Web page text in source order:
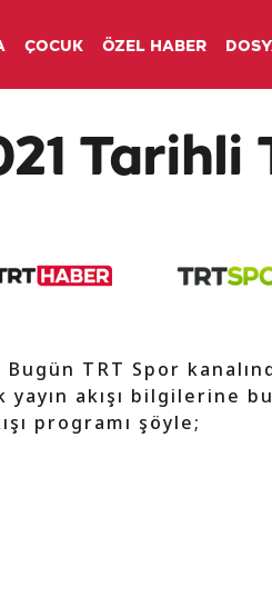
ÇOCUK ÖZEL HABER
Tarihli
Bugün TRT Spor
akışı bilgilerine
programı şöyle;